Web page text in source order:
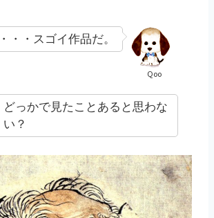
Qoo
・・スゴイ作品だ。
どっかで見たことあると思わな
い？